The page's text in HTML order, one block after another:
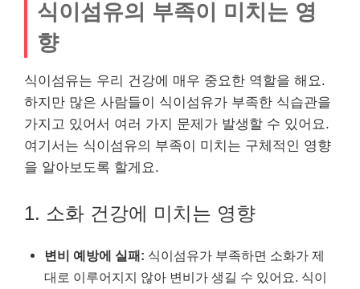
식이섬유의 부족이 미치는 영
향
식이섬유는 우리 건강에 매우 중요한 역할을 해요.
하지만 많은 사람들이 식이섬유가 부족한 식습관을
가지고 있어서 여러 가지 문제가 발생할 수 있어요.
여기서는 식이섬유의 부족이 미치는 구체적인 영향
을 알아보도록 할게요.
1. 소화 건강에 미치는 영향
변비 예방에 실패: 식이섬유가 부족하면 소화가 제
대로 이루어지지 않아 변비가 생길 수 있어요. 식이